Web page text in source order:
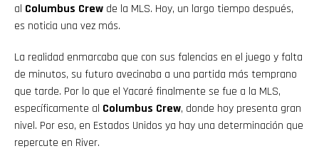
al Columbus Crew de la MLS. Hoy, un largo tiempo después,
es noticia una vez más.
La realidad enmarcaba que con sus falencias en el juego y falta
de minutos, su futuro avecinaba a una partida más temprano
que tarde. Por lo que el Yacaré finalmente se fue a la MLS,
específicamente al Columbus Crew, donde hoy presenta gran
nivel. Por eso, en Estados Unidos ya hay una determinación que
repercute en River.